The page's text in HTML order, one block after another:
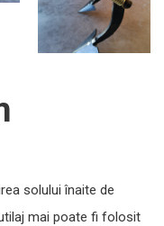
solului înaite de
mai poate fi folosit